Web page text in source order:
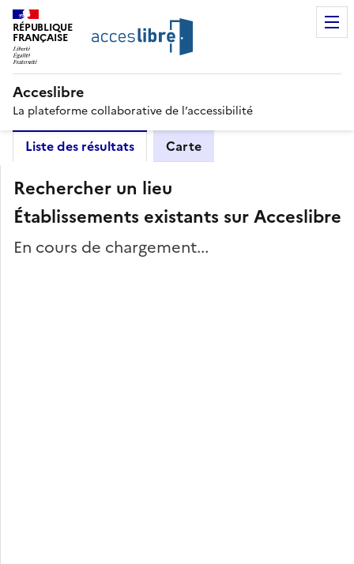
RÉPUBLIQUE
FRANÇAISE
Acceslibre
La plateforme collaborative de l’accessibilité
Liste des résultats Carte
Rechercher un lieu
Établissements existants sur Acceslibre
En cours de chargement...